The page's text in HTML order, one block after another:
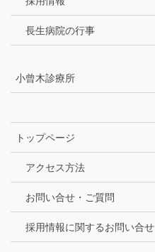
長生病院の行事
小曾木診療所
トップページ
アクセス方法
お問い合せ・ご質問
採用情報に関するお問い合せ